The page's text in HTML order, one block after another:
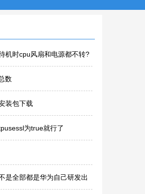
机时cpu风扇和电源都不转?
数
装包下载
为true就行了
是全部都是华为自己研发出